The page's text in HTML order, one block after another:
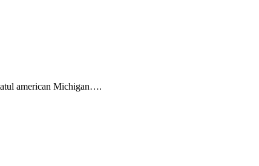
american Michigan….